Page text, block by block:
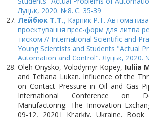
Луцьк, 2020. №8. С. 35-39
Лейбюк Т.Т., Карпик Р.Т.
проектування прес-форм для литва
тиском // International Scientific and
Young Scientists and Students "Actual
Automation and Control". Луцьк, 2020.
Oleh Onysko, Volodymyr Kopey, Iuliia
and Tetiana Lukan. Influence of the
on Contact Pressure in Oil and Gas
International Conference on
Manufactoring: The Innovation
09-12, 2020| Kharkiv, Ukraine. Book